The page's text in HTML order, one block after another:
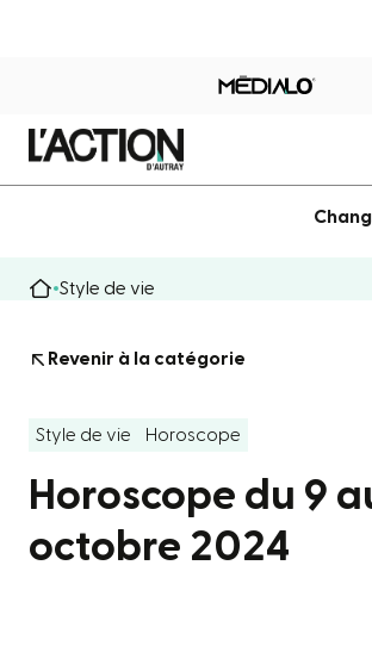
Style de vie
Revenir à la catégorie
Style de vie Horoscope
Horoscope du 9
octobre 2024